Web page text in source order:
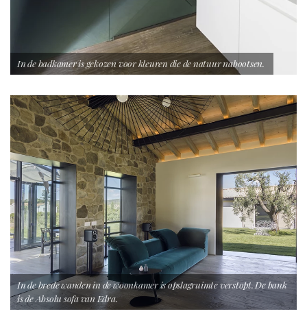
In de badkamer is gekozen voor kleuren die de natuur nabootsen.
In de brede wanden in de woonkamer is opslagruimte verstopt. De bank
is de Absolu sofa van Edra.